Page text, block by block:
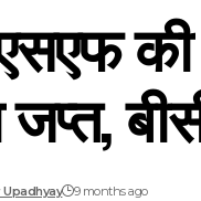
की
Upadhyay 9 months ago